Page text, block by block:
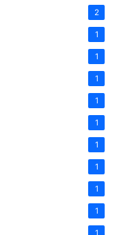
2
1
1
1
1
1
1
1
1
1